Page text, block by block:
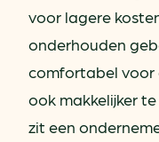
voor lagere
onderhouden
comfortabel voor
ook makkelijker
zit een